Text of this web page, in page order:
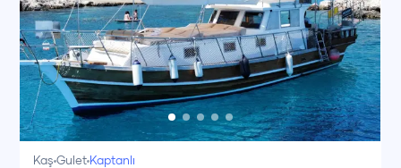
KaşGulet Kaptanlı